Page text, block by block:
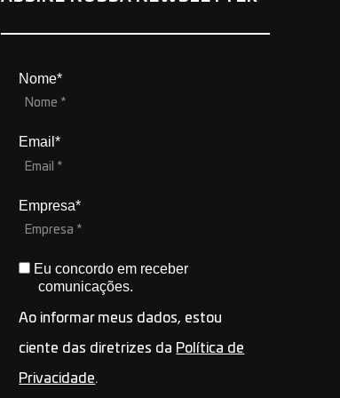
Nome*
Email*
Empresa*
Eu concordo em receber
comunicações.
Ao informar meus dados, estou
ciente das diretrizes da Política de
Privacidade.